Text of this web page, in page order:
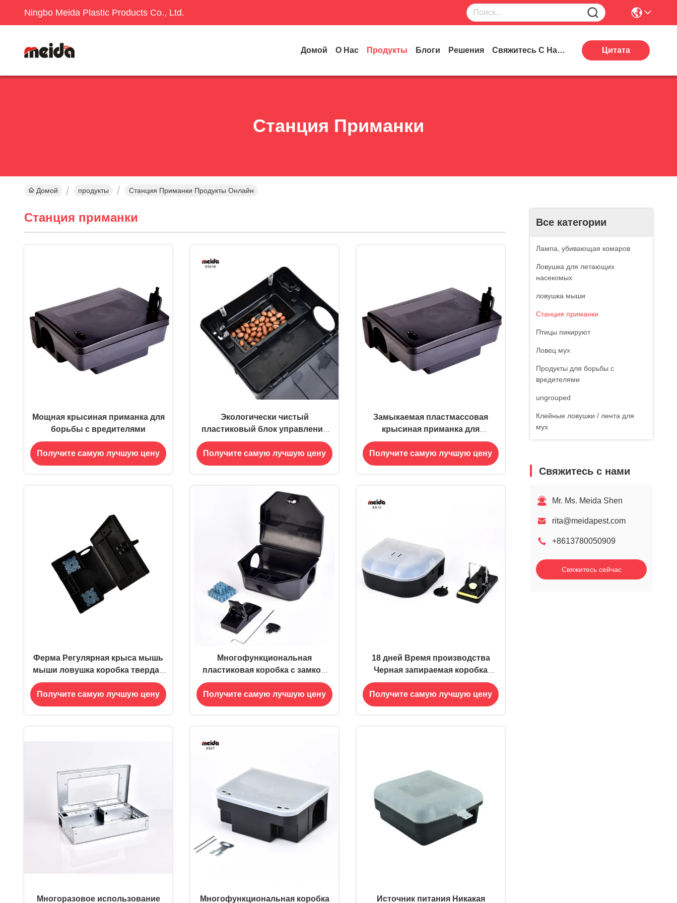
Ningbo Meida Plastic Products Co., Ltd.
Домой О Нас Продукты Блоги Решения Свяжитесь С Нами Цитата
Станция Приманки
Домой продукты Станция Приманки Продукты Онлайн
Все категории
Лампа, убивающая комаров
Ловушка для летающих
насекомых
ловушка мыши
Станция приманки
Птицы пикируют
Ловец мух
Продукты для борьбы с
вредителями
ungrouped
Клейные ловушки / лента для
мух
Свяжитесь с нами
Mr. Ms. Meida Shen
rita@meidapest.com
+8613780050909
Свяжитесь сейчас
Станция приманки
Мощная крысиная приманка для
борьбы с вредителями
Получите самую лучшую цену
Экологически чистый
пластиковый блок управления
грызунами для станции
приманки для мышей без
источника питания
Получите самую лучшую цену
Замыкаемая пластмассовая
крысиная приманка для
эффективного борьбы с
вредителями в домашних
гостиницах и офисах
Получите самую лучшую цену
Ферма Регулярная крыса мышь
мыши ловушка коробка твердая
прочная черная пластиковая
приманка станция борьба с
вредителями
Получите самую лучшую цену
Многофункциональная
пластиковая коробка с замком
крысовая мышь мышиная
ловушка приманка станция с
местом для пружинной ловушки
Получите самую лучшую цену
18 дней Время производства
Черная запираемая коробка
Мыши Мыши Крыса Приманка
Станция с ключом
Получите самую лучшую цену
Многоразовое использование
Многофункциональная коробка
Источник питания Никакая